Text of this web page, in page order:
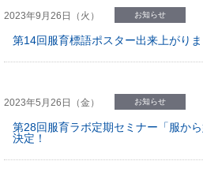
2023年9月26日（火） お知らせ
第14回服育標語ポスター出来上がり
2023年5月26日（金） お知らせ
第28回服育ラボ定期セミナー「服か
決定！